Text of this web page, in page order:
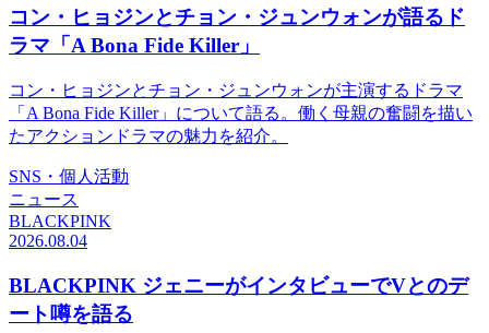
コン・ヒョジンとチョン・ジュンウォンが語るド
ラマ「A Bona Fide Killer」
コン・ヒョジンとチョン・ジュンウォンが主演するドラマ
「A Bona Fide Killer」について語る。働く母親の奮闘を描い
たアクションドラマの魅力を紹介。
SNS・個人活動
ニュース
BLACKPINK
2026.08.04
BLACKPINK ジェニーがインタビューでVとのデ
ート噂を語る